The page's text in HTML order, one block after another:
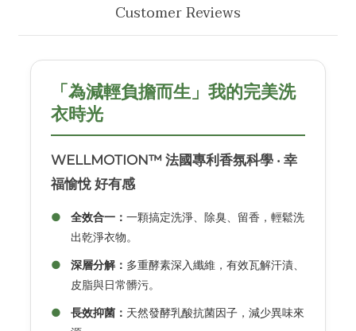
Customer Reviews
「為減輕負擔而生」我的完美洗
衣時光
WELLMOTION™ 法國專利香氛科學 ‧ 幸
福愉悅 好有感
● 全效合一： 一顆搞定洗淨、除臭、留香，輕鬆洗
出乾淨衣物。
●
深層分解： 多重酵素深入纖維，有效瓦解汗漬、
皮脂與日常髒污。
●
長效抑菌： 天然發酵乳酸抗菌因子，減少異味來